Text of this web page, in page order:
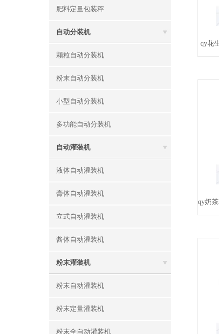
肥料定量包装秤
自动分装机
颗粒自动分装机
粉末自动分装机
小型自动分装机
多功能自动分装机
自动灌装机
液体自动灌装机
膏体自动灌装机
立式自动灌装机
酱体自动灌装机
粉末灌装机
粉末自动灌装机
粉末定量灌装机
粉末全自动灌装机
qy花